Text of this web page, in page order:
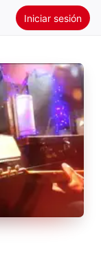
Iniciar sesión